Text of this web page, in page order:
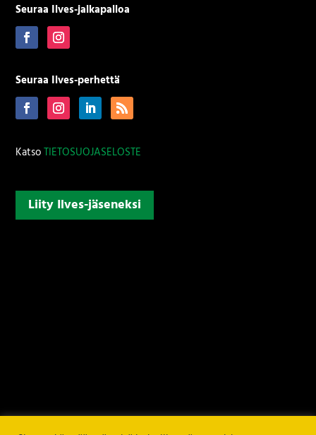
Seuraa Ilves-jalkapalloa
Seuraa Ilves-perhettä
KatsoTIETOSUOJASELOSTE
Liity Ilves-jäseneksi